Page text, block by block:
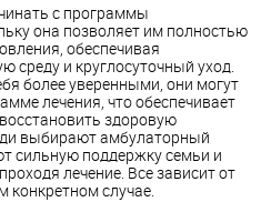
с программы
она позволяет им полностью
обеспечивая
среду и круглосуточный уход.
более уверенными, они могут
лечения, что обеспечивает
здоровую
выбирают амбулаторный
сильную поддержку семьи и
лечение. Все зависит от
конкретном случае.